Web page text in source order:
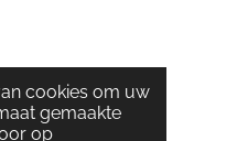
cookies om uw
gemaakte
op